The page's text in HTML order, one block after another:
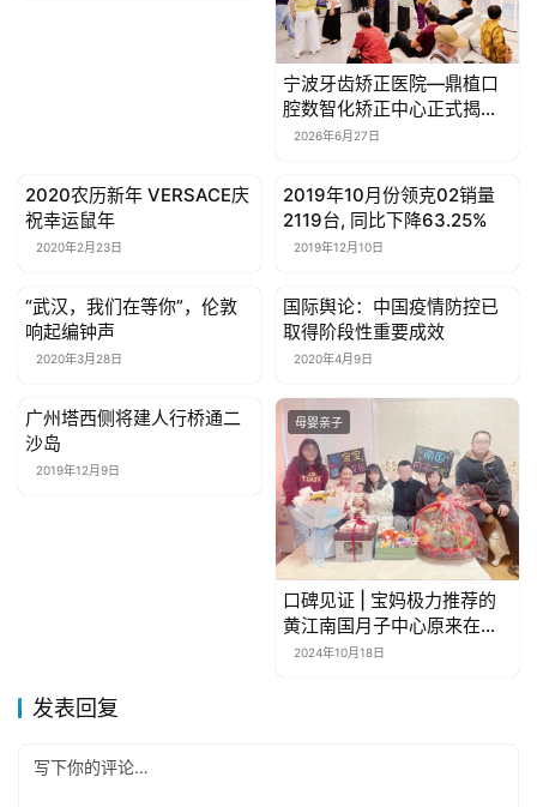
宁波牙齿矫正医院—鼎植口
腔数智化矫正中心正式揭
牌，守护甬城市民颌面健康
2026年6月27日
母婴亲子
2020农历新年 VERSACE庆
祝幸运鼠年
2020年2月23日
母婴亲子
2019年10月份领克02销量
2119台, 同比下降63.25%
2019年12月10日
母婴亲子
“武汉，我们在等你”，伦敦
响起编钟声
2020年3月28日
母婴亲子
国际舆论：中国疫情防控已
取得阶段性重要成效
2020年4月9日
母婴亲子
广州塔西侧将建人行桥通二
沙岛
2019年12月9日
母婴亲子
口碑见证 | 宝妈极力推荐的
黄江南国月子中心原来在这
里！
2024年10月18日
发表回复